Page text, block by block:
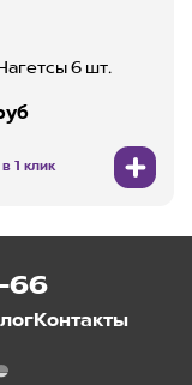
6 шт.
1 клик
Контакты
66